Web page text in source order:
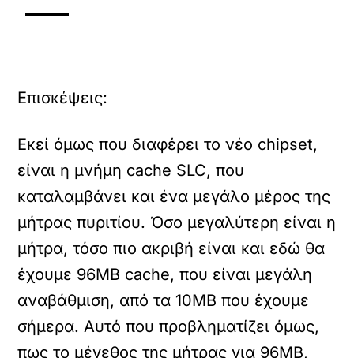
Επισκέψεις:
Εκεί όμως που διαφέρει το νέο chipset,
είναι η μνήμη cache SLC, που
καταλαμβάνει και ένα μεγάλο μέρος της
μήτρας πυριτίου. Όσο μεγαλύτερη είναι η
μήτρα, τόσο πιο ακριβή είναι και εδώ θα
έχουμε 96MB cache, που είναι μεγάλη
αναβάθμιση, από τα 10MB που έχουμε
σήμερα. Αυτό που προβληματίζει όμως,
πως το μέγεθος της μήτρας για 96MB,